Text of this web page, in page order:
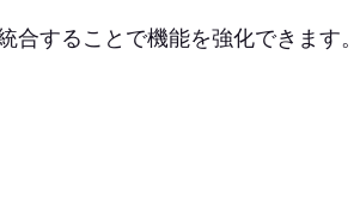
合することで機能を強化できます。